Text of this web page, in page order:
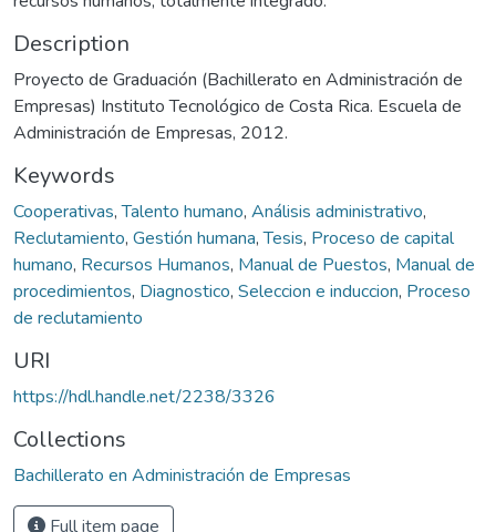
Description
Proyecto de Graduación (Bachillerato en Administración de
Empresas) Instituto Tecnológico de Costa Rica. Escuela de
Administración de Empresas, 2012.
Keywords
Cooperativas,Talento humano, Análisis administrativo,
Reclutamiento, Gestión humana,Tesis, Proceso de capital
humano, Recursos Humanos, Manual de Puestos, Manual de
procedimientos, Diagnostico, Seleccion e induccion, Proceso
de reclutamiento
URI
https://hdl.handle.net/2238/3326
Collections
Bachillerato en Administración de Empresas
Full item page